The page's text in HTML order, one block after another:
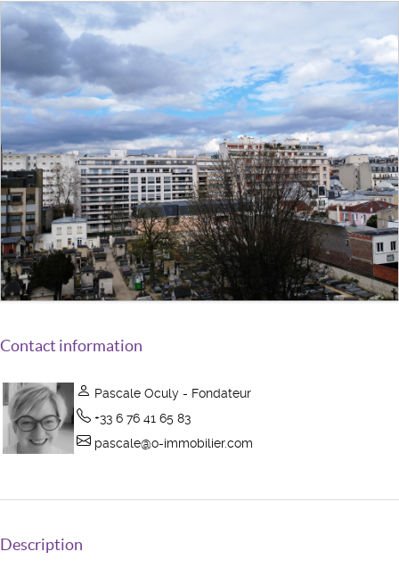
Contact information
Pascale Oculy - Fondateur
+33 6 76 41 65 83
pascale@o-immobilier.com
Description